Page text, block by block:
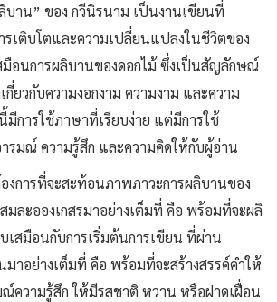
น” ของ กวีนิรนาม เป็นงานเขียนที่
รเติบโตและความเปลี่ยนแปลงในชีวิตของ
อนการผลิบานของดอกไม้ ซึ่งเป็นสัญลักษณ์
ยวกับความงอกงาม ความงาม และความ
มีการใช้ภาษาที่เรียบง่าย แต่มีการใช้
รมณ์ ความรู้สึก และความคิดให้กับผู้อ่าน
ารที่จะสะท้อนภาพภาวะการผลิบานของ
มละอองเกสรมาอย่างเต็มที่ คือ พร้อมที่จะผลิ
เสมือนกับการเริ่มต้นการเขียน ที่ผ่าน
าอย่างเต็มที่ คือ พร้อมที่จะสร้างสรรค์คำให้
ความรู้สึก ให้มีรสชาติ หวาน หรือฝาดเฝื่อน